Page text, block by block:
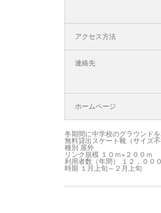
アクセス方法
連絡先
ホームページ
冬期間に中学校のグラウンド
無料貸出スケート靴（サイズ
種別 屋外
リンク規模 １０ｍ×２００ｍ
利用者数（年間） １２，００
時期 １月上旬～２月上旬